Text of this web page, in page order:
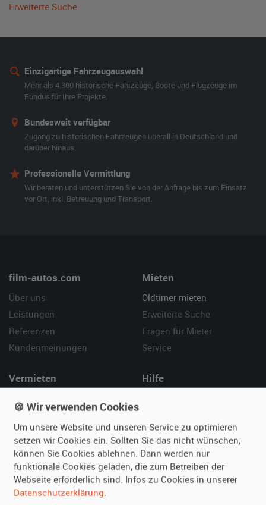
Erweiterte Suche
Einzigartige Fahrzeugauswahl
Mehr als 4.300 historische Fahrzeuge, Boote und Flugzeuge im
Fundus für Ihre Projekte.
Bundesweit verfügbar
Zugang zu historischen Fahrzeugen überall in Deutschland und
darüber hinaus.
Professionelle Vermittlung
Wir beraten und unterstützen Sie von der Anfrage bis zum Einsatz
vor Ort, inkl. Betreuung und Transport.
film-autos.com
Über uns
Leistungen
Referenzen
Kundenmeinungen
Mieten
Oldtimer mieten
Erweiterte Suche
Fragen für Mieter
Service
Vermieten
Fotos senden
Fragen für Vermieter
Inserat verwalten
Hilfe
Kontakt
SPECIAL
Berühmte Filmautos –
🍪 Wir verwenden Cookies
Um unsere Website und unseren Service zu optimieren
setzen wir Cookies ein. Sollten Sie das nicht wünschen,
können Sie Cookies ablehnen. Dann werden nur
funktionale Cookies geladen, die zum Betreiben der
Webseite erforderlich sind. Infos zu Cookies in unserer
Datenschutzerklärung.